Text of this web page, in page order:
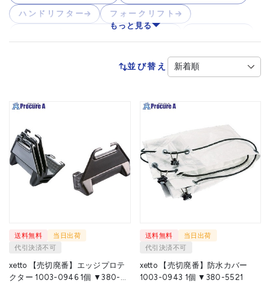
ハンドリフター フォークリフト
もっと見る
並び替え
送料無料
当日出荷
代引決済不可
xetto 【売切廃番】エッジプロテ
クター 1003-0946 1個 ▼380-
送料無料
当日出荷
代引決済不可
xetto 【売切廃番】防水カバー
1003-0943 1個 ▼380-5521